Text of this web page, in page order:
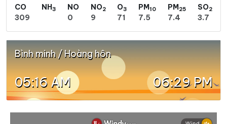
CO
309
NH3
NO
0
NO2
9
O3
71
PM10
7.5
PM25
7.4
SO2
3.7
Bình minh / Hoàng hôn
05:16 AM 06:29 PM